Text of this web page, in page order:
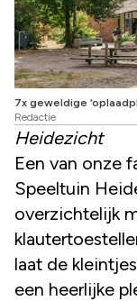
7x geweldige
Redactie
Heidezicht
Een van onze
Speeltuin
overzichtelijk
laat de
een heerlijke